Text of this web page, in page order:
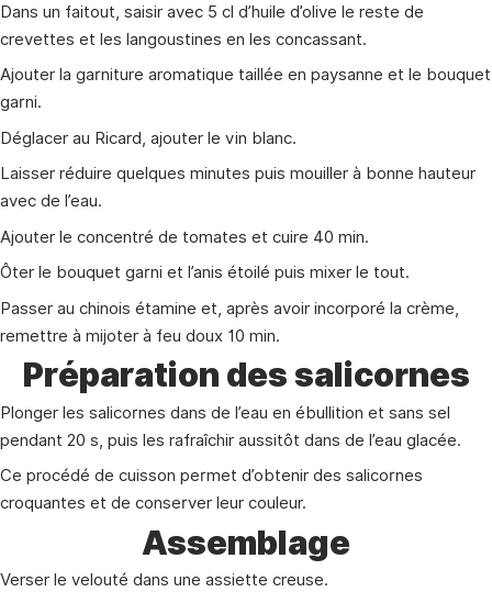
Dans un faitout, saisir avec 5 cl d’huile d’olive le reste de
crevettes et les langoustines en les concassant.
Ajouter la garniture aromatique taillée en paysanne et le bouquet
garni.
Déglacer au Ricard, ajouter le vin blanc.
Laisser réduire quelques minutes puis mouiller à bonne hauteur
avec de l’eau.
Ajouter le concentré de tomates et cuire 40 min.
Ôter le bouquet garni et l’anis étoilé puis mixer le tout.
Passer au chinois étamine et, après avoir incorporé la crème,
remettre à mijoter à feu doux 10 min.
Préparation des salicornes
Plonger les salicornes dans de l’eau en ébullition et sans sel
pendant 20 s, puis les rafraîchir aussitôt dans de l’eau glacée.
Ce procédé de cuisson permet d’obtenir des salicornes
croquantes et de conserver leur couleur.
Assemblage
Verser le velouté dans une assiette creuse.